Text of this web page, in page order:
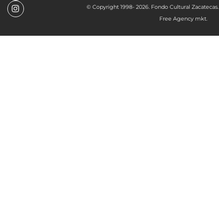
© Copyright 1998- 2026. Fondo Cultural
Free Agency mkt.